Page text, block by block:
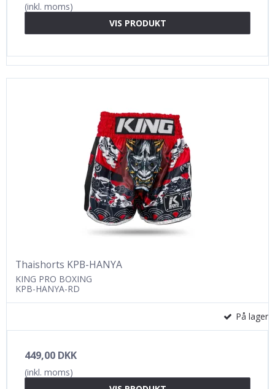
(inkl. moms)
VIS PRODUKT
Thaishorts KPB-HANYA
KING PRO BOXING
KPB-HANYA-RD
På lager
449,00 DKK
(inkl. moms)